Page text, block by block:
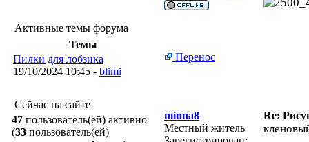
Активные темы форума
Темы
Пилки для лобзика
19/10/2024 10:45 - blimi
Сейчас на сайте
47 пользователь(ей) активно
(33 пользователь(ей)
Перенос
minna8
Re:
Местный житель